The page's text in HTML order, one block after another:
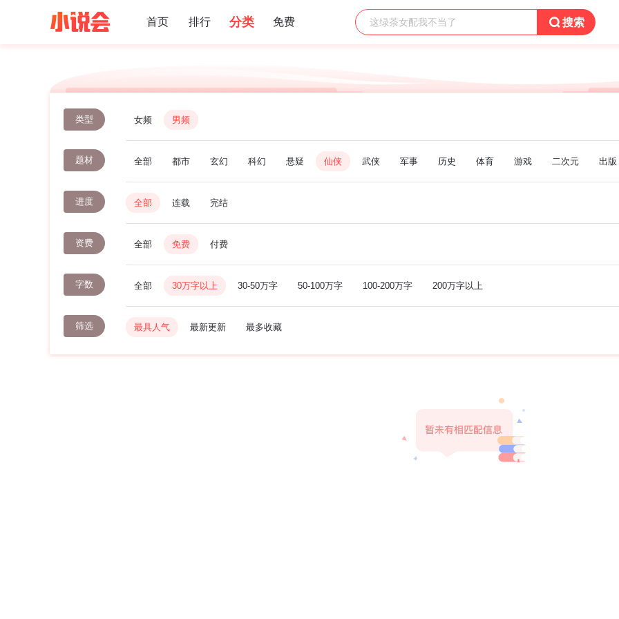
类型 女频 男频
题材 全部 都市 玄幻 科幻 悬疑 仙侠 武侠 军事 历史 体育 游戏 二次元 出版
进度 全部 连载 完结
资费 全部 免费 付费
字数 全部 30万字以上 30-50万字 50-100万字 100-200万字 200万字以上
筛选 最具人气 最新更新 最多收藏
首页 排行 分类 免费  搜索